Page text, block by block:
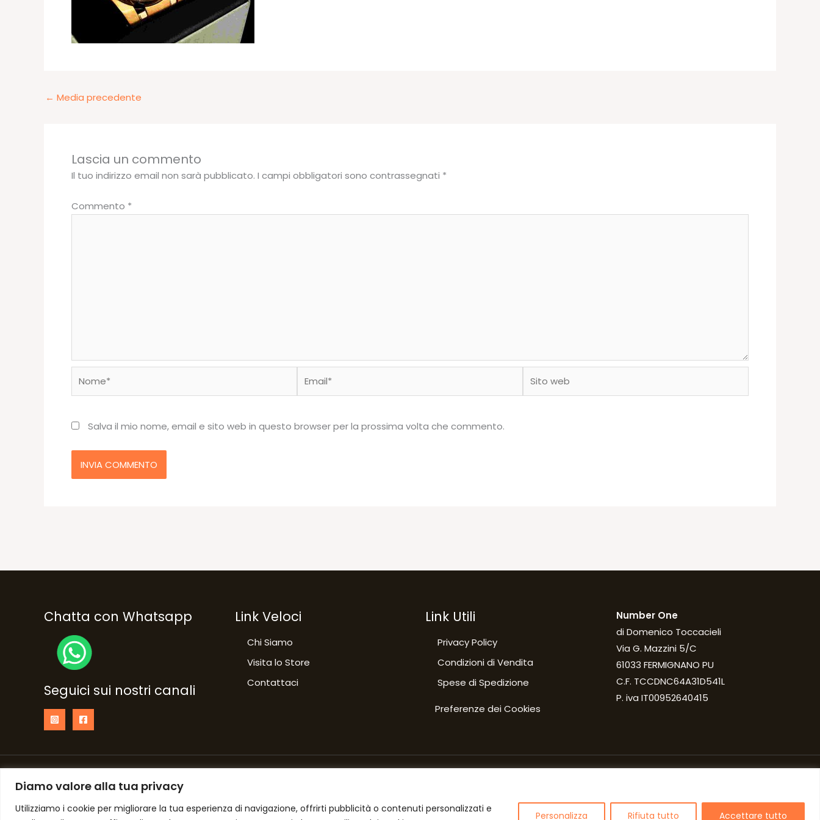
Diamo valore alla tua privacy
Utilizziamo i cookie per migliorare la tua esperienza di navigazione, offrirti pubblicità o contenuti personalizzati e
Personalizza Rifiuta tutto Accettare tutto
← Media precedente
Lascia un commento
Il tuo indirizzo email non sarà pubblicato. I campi obbligatori sono contrassegnati *
Commento *
Salva il mio nome, email e sito web in questo browser per la prossima volta che commento.
Chatta con Whatsapp
Seguici sui nostri canali
Link Veloci
Chi Siamo
Visita lo Store
Contattaci
Link Utili
Privacy Policy
Condizioni di Vendita
Spese di Spedizione
Preferenze dei Cookies
Number One
di Domenico Toccacieli
Via G. Mazzini 5/C
61033 FERMIGNANO PU
C.F. TCCDNC64A31D541L
P. iva IT00952640415
Copyright © 2026 NumberOne Fermignano